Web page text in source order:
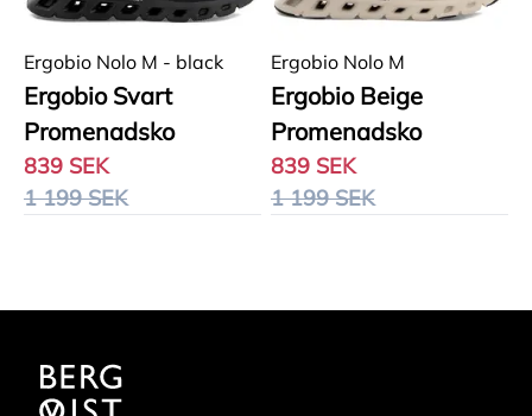
Ergobio Nolo M - black
Ergobio Svart
Promenadsko
839 SEK
1 199 SEK
Ergobio Nolo M
Ergobio Beige
Promenadsko
839 SEK
1 199 SEK